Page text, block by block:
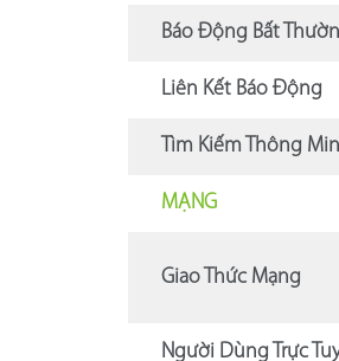
Báo Động Bất
Liên Kết Báo Động
Tìm Kiếm Thông
MẠNG
Giao Thức Mạng
Người Dùng Trực